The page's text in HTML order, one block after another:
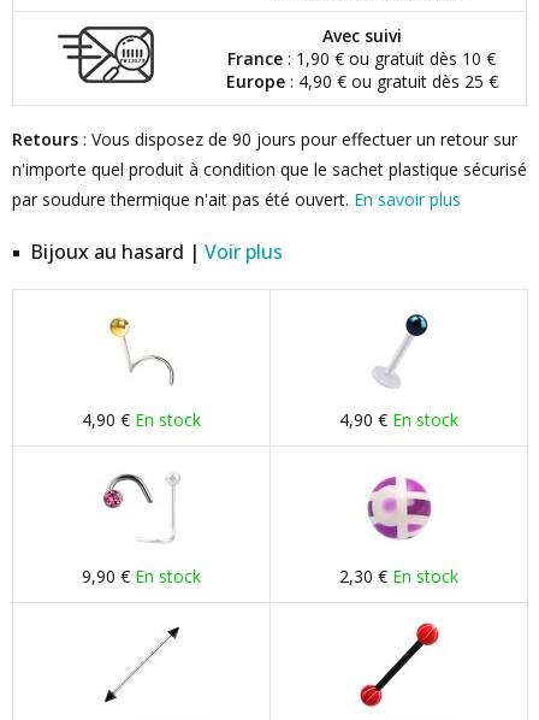
Avec suivi
France : 1,90 € ou gratuit dès 10 €
Europe: 4,90 € ou gratuit dès 25 €
Retours : Vous disposez de 90 jours pour effectuer un retour sur
n'importe quel produit à condition que le sachet plastique sécurisé
par soudure thermique n'ait pas été ouvert. En savoir plus
Bijoux au hasard | Voir plus
4,90 € En stock 4,90 € En stock
9,90 € En stock 2,30 € En stock